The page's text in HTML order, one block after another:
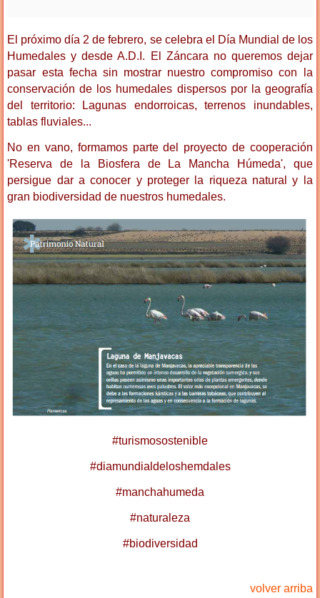
El próximo día 2 de febrero, se celebra el Día Mundial de los
Humedales y desde A.D.I. El Záncara no queremos dejar
pasar esta fecha sin mostrar nuestro compromiso con la
conservación de los humedales dispersos por la geografía
del territorio: Lagunas endorroicas, terrenos inundables,
tablas fluviales...
No en vano, formamos parte del proyecto de cooperación
'Reserva de la Biosfera de La Mancha Húmeda', que
persigue dar a conocer y proteger la riqueza natural y la
gran biodiversidad de nuestros humedales.
#turismosostenible
#diamundialdeloshemdales
#manchahumeda
#naturaleza
#biodiversidad
volver arriba